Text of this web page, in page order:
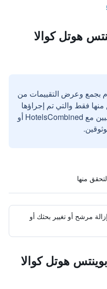
هوتل كوالا
بجمع وعرض التقييمات من
فقط والتي تم إجراؤها
بواسطة مستخدمين حقيقيين مع HotelsCombined أو
مرشح أو تغيير بحثك أو
هوتل كوالا